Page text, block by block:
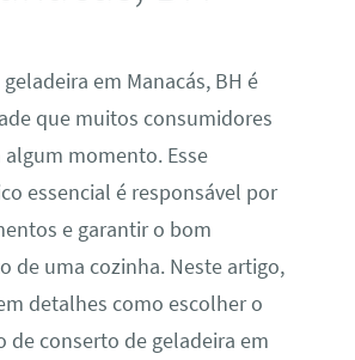
em Manacás, BH é
que muitos consumidores
momento. Esse
essencial é responsável por
e garantir o bom
de uma cozinha. Neste artigo,
detalhes como escolher o
de conserto de geladeira em